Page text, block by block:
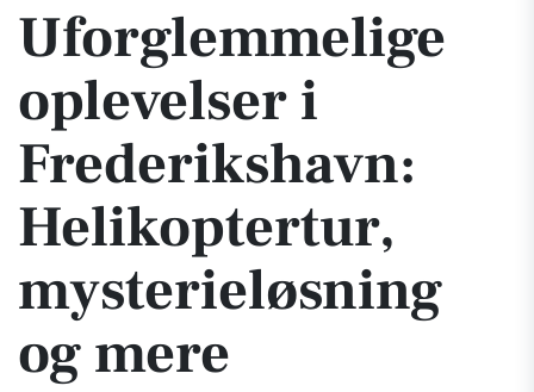
Uforglemmelige
oplevelser i
Frederikshavn:
Helikoptertur,
mysterieløsning
og mere